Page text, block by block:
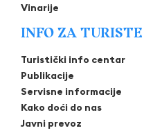
Vinarije
INFO ZA TURISTE
Turistički info centar
Publikacije
Servisne informacije
Kako doći do nas
Javni prevoz